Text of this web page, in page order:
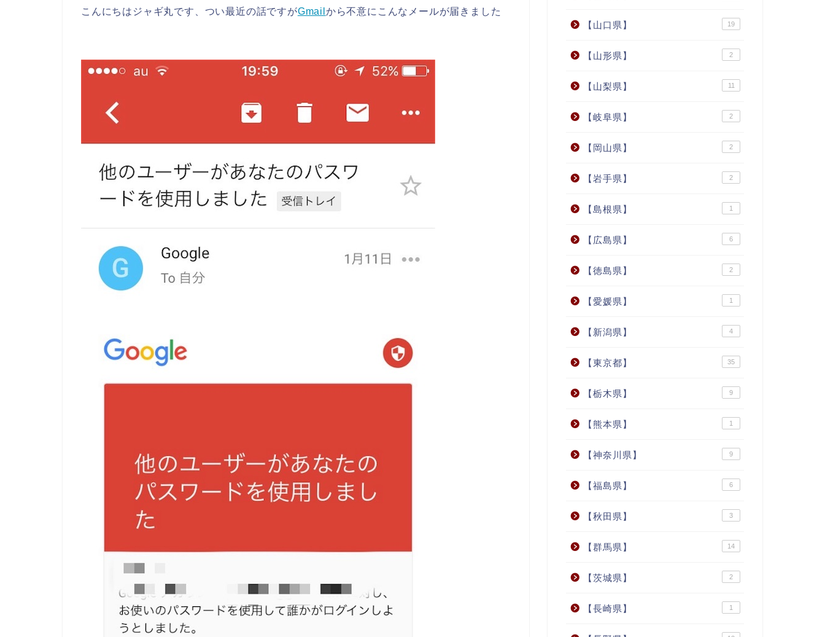
こんにちはジャギ丸です、つい最近の話ですがGmail から不意にこんなメールが届きました
【山口県】 19
【山形県】 2
【山梨県】 11
【岐阜県】 2
【岡山県】 2
【岩手県】 2
【島根県】 1
【広島県】 6
【徳島県】 2
【愛媛県】 1
【新潟県】 4
【東京都】 35
【栃木県】 9
【熊本県】 1
【神奈川県】 9
【福島県】 6
【秋田県】 3
【群馬県】 14
【茨城県】 2
【長崎県】 1